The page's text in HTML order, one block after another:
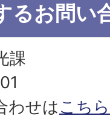
るお問い
課
わせはこちら